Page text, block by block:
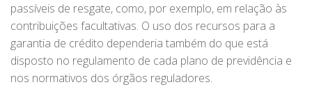
passíveis de resgate, como, por exemplo, em relação às
contribuições facultativas. O uso dos recursos para a
garantia de crédito dependeria também do que está
disposto no regulamento de cada plano de previdência e
nos normativos dos órgãos reguladores.